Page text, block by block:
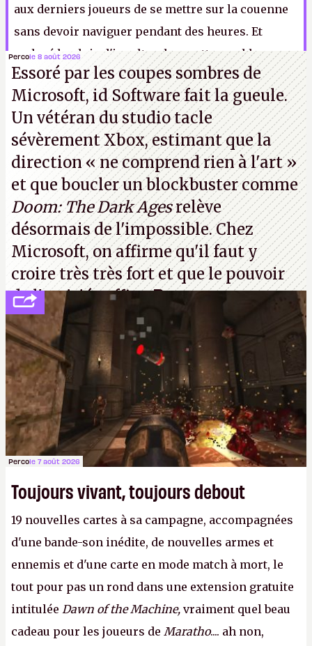
aux derniers joueurs de se mettre sur la couenne
sans devoir naviguer pendant des heures. Et
malgré la pluie d'insultes, la recette semble
fonctionner puisqueAtlasvient de voir ses
fréquentations aux heures de pointe passer de1
800 âmes à un peu plus de 6 000. Du moins, pour
l'instant.
Percole 8 août 2026
Essoré par les coupes sombres de
Microsoft, id Software fait la gueule.
Un vétéran du studiotacle
sévèrement Xbox, estimant que la
direction« ne comprend rien à l'art »
et que boucler un blockbuster comme
Doom: The Dark Agesrelève
désormais de l'impossible. Chez
Microsoft, on affirme qu'il faut y
croire très très fort et que le pouvoir
de l'amitié suffira.P.
Percole 7 août 2026
Toujours vivant, toujours debout
19 nouvelles cartes à sa campagne, accompagnées
d'une bande-son inédite, de nouvelles armes et
ennemis et d'une carte en mode match à mort, le
tout pour pas un rond dans une extension gratuite
intitulée Dawn of the Machine, vraiment quel beau
cadeau pour les joueurs de Maratho.... ah non,